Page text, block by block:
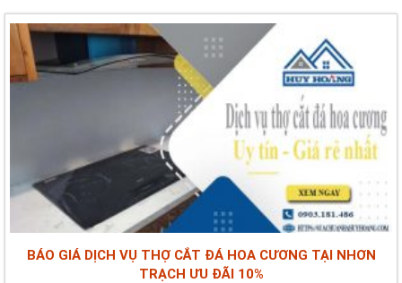
BÁO GIÁ DỊCH VỤ THỢ CẮT ĐÁ HOA CƯƠNG TẠI NHƠN
TRẠCH ƯU ĐÃI 10%